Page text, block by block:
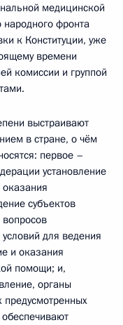
медицинской
народного фронта
к Конституции, уже
времени
комиссии и группой
выстраивают
в стране, о чём
первое –
установление
субъектов
для ведения
и оказания
помощи; и,
органы
предусмотренных